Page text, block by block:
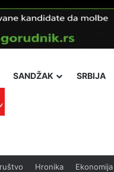
SANDŽAK SRBIJA
Hronika Ekonomija